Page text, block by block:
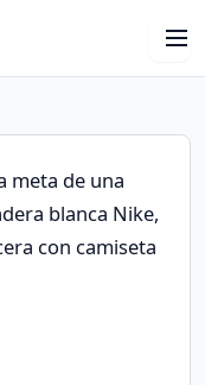
M
e